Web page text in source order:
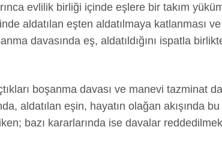
evlilik birliği içinde eşlere bir takım
aldatılan eşten aldatılmaya katlanması
davasında eş, aldatıldığını ispatla
boşanma davası ve manevi tazminat
aldatılan eşin, hayatın olağan
bazı kararlarında ise davalar